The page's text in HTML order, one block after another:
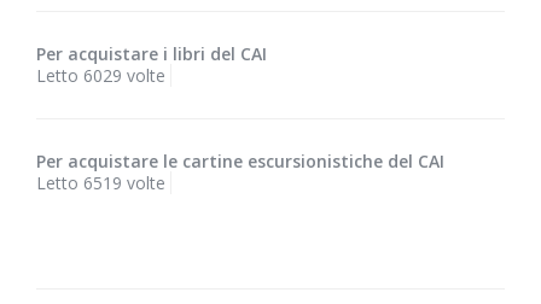
Per acquistare i libri del CAI
Letto 6029 volte
Per acquistare le cartine escursionistiche del CAI
Letto 6519 volte